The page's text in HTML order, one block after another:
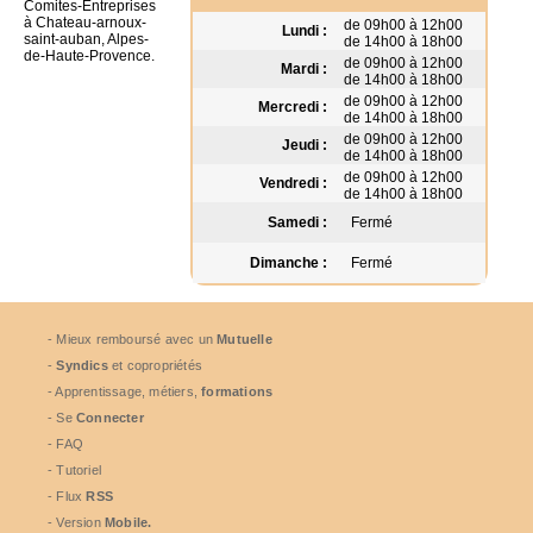
Lundi :
de 09h00 à 12h00
de 14h00 à 18h00
Mardi :
de 09h00 à 12h00
de 14h00 à 18h00
Mercredi :
de 09h00 à 12h00
de 14h00 à 18h00
Jeudi :
de 09h00 à 12h00
de 14h00 à 18h00
Vendredi :
de 09h00 à 12h00
de 14h00 à 18h00
Samedi :
Fermé
Dimanche : Fermé
Comites-Entreprises
à Chateau-arnoux-
saint-auban, Alpes-
de-Haute-Provence.
- Mieux remboursé avec unMutuelle
-Syndicset copropriétés
- Apprentissage, métiers,formations
- Se Connecter
- FAQ
- Tutoriel
- FluxRSS
- Version Mobile.